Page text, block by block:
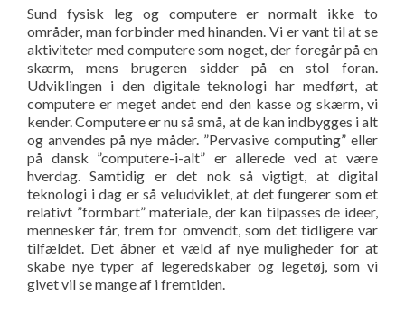
Sund fysisk leg og computere er normalt ikke to
områder, man forbinder med hinanden. Vi er vant til at se
aktiviteter med computere som noget, der foregår på en
skærm, mens brugeren sidder på en stol foran.
Udviklingen i den digitale teknologi har medført, at
computere er meget andet end den kasse og skærm, vi
kender. Computere er nu så små, at de kan indbygges i alt
og anvendes på nye måder. ”Pervasive computing” eller
på dansk ”computere-i-alt” er allerede ved at være
hverdag. Samtidig er det nok så vigtigt, at digital
teknologi i dag er så veludviklet, at det fungerer som et
relativt ”formbart” materiale, der kan tilpasses de ideer,
mennesker får, frem for omvendt, som det tidligere var
tilfældet. Det åbner et væld af nye muligheder for at
skabe nye typer af legeredskaber og legetøj, som vi
givet vil se mange af i fremtiden.